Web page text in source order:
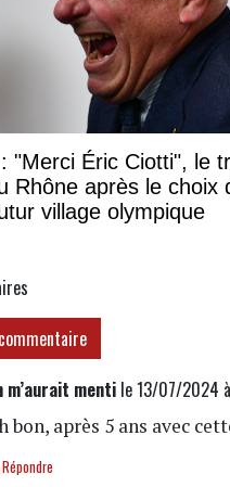
"Merci Éric Ciotti", le
Rhône après le choix
village olympique
m’aurait menti le 13/07/2024
bon, après 5 ans avec
Répondre